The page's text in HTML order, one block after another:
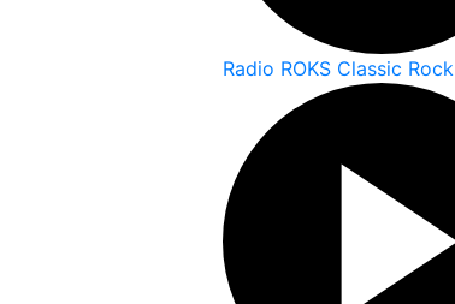
Radio ROKS Classic Rock